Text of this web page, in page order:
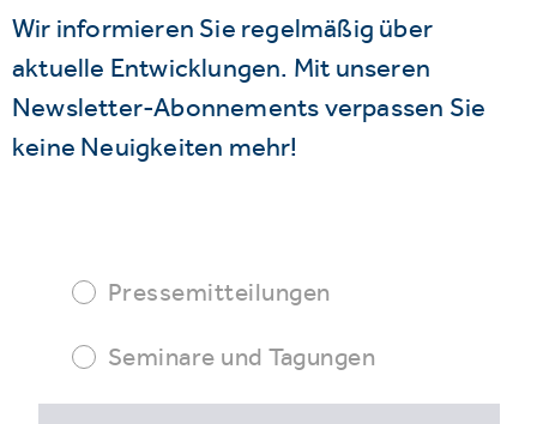
Wir informieren Sie regelmäßig über
aktuelle Entwicklungen. Mit unseren
Newsletter-Abonnements verpassen Sie
keine Neuigkeiten mehr!
Pressemitteilungen
Seminare und Tagungen